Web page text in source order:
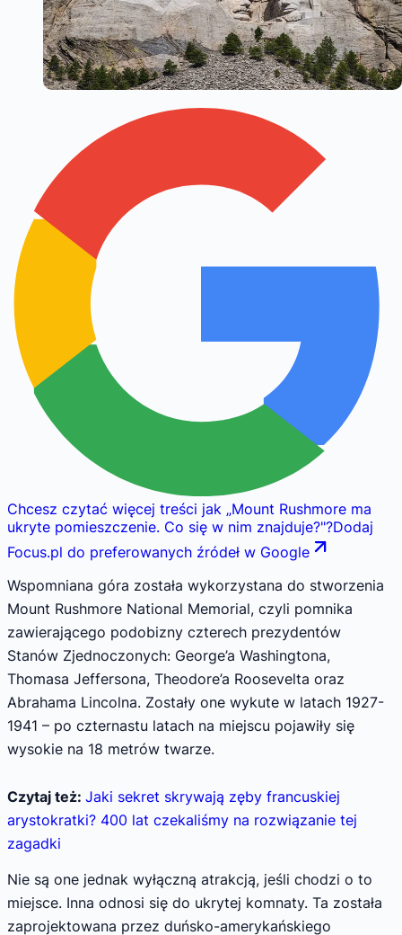
Chcesz czytać więcej treści jak „Mount Rushmore ma
ukryte pomieszczenie. Co się w nim znajduje?"?Dodaj
Focus.pl do preferowanych źródeł w Google
Wspomniana góra została wykorzystana do stworzenia
Mount Rushmore National Memorial, czyli pomnika
zawierającego podobizny czterech prezydentów
Stanów Zjednoczonych: George’a Washingtona,
Thomasa Jeffersona, Theodore’a Roosevelta oraz
Abrahama Lincolna. Zostały one wykute w latach 1927-
1941 – po czternastu latach na miejscu pojawiły się
wysokie na 18 metrów twarze.
Czytaj też: Jaki sekret skrywają zęby francuskiej
arystokratki? 400 lat czekaliśmy na rozwiązanie tej
zagadki
Nie są one jednak wyłączną atrakcją, jeśli chodzi o to
miejsce. Inna odnosi się do ukrytej komnaty. Ta została
zaprojektowana przez duńsko-amerykańskiego